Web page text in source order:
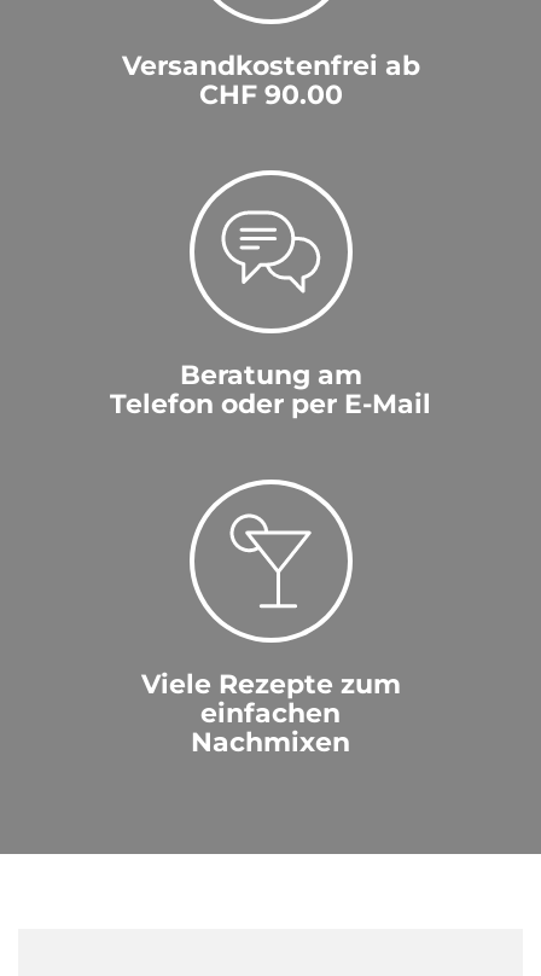
Versandkostenfrei ab
CHF 90.00
Beratung am
Telefon oder per E-Mail
Viele Rezepte zum
einfachen
Nachmixen